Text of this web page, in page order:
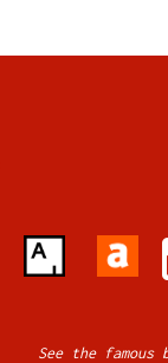
See the